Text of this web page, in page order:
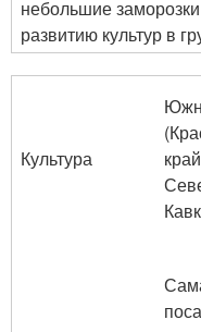
небольшие
развитию культур в
Культура